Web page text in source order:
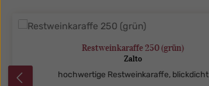
Produktgalerie überspringen
Restweinkaraffe 250 (grün)
Zalto
hochwertige Restweinkaraffe, blickdicht